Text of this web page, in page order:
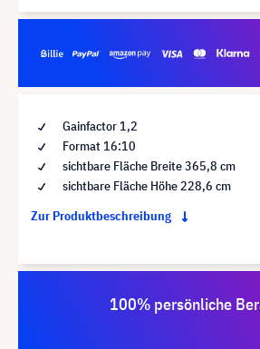
Gainfactor 1,2
Format 16:10
sichtbare Fläche Breite 365,8 cm
sichtbare Fläche Höhe 228,6 cm
Zur Produktbeschreibung
100% persönliche